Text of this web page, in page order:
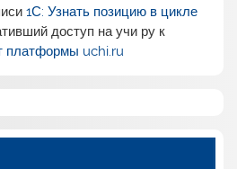
1С: Узнать позицию в цикле
доступ на учи рук
платформы uchi.ru